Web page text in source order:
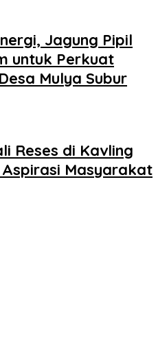
Jagung Pipil
untuk Perkuat
Mulya Subur
Reses di Kavling
Masyarakat